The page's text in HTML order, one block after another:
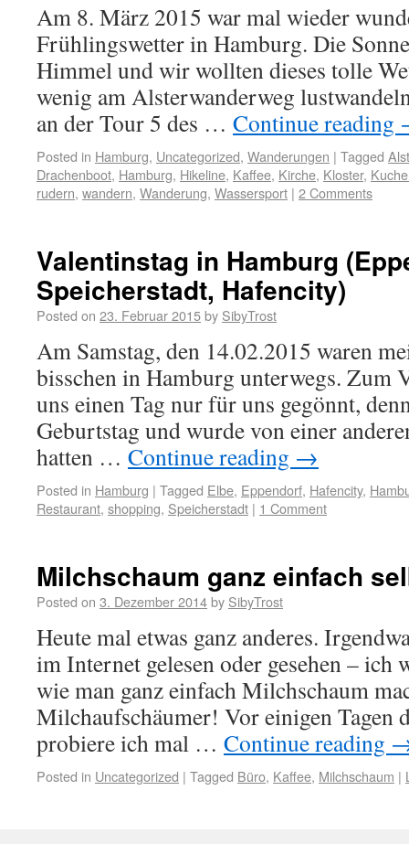
Am 8. März 2015 war mal wieder
Frühlingswetter in Hamburg. Die
Himmel und wir wollten dieses tolle
wenig am Alsterwanderweg
an der Tour 5 des … Continue reading
Posted in Hamburg, Uncategorized, Wanderungen | Tagged
Drachenboot, Hamburg, Hikeline, Kaffee, Kirche, Kloster,
rudern, wandern, Wanderung, Wassersport | 2 Comments
Valentinstag in Hamburg
Speicherstadt, Hafencity)
Posted on 23. Februar 2015by SibyTrost
Am Samstag, den 14.02.2015 waren
bisschen in Hamburg unterwegs. Zum
uns einen Tag nur für uns gegönnt,
Geburtstag und wurde von einer
hatten … Continue reading →
Posted in Hamburg | Tagged Elbe, Eppendorf, Hafencity,
Restaurant, shopping, Speicherstadt | 1 Comment
Milchschaum ganz einfach
Posted on 3. Dezember 2014by SibyTrost
Heute mal etwas ganz anderes.
im Internet gelesen oder gesehen – ich
wie man ganz einfach Milchschaum
Milchaufschäumer! Vor einigen Tagen
probiere ich mal … Continue reading
Posted in Uncategorized | Tagged Büro, Kaffee, Milchschaum |